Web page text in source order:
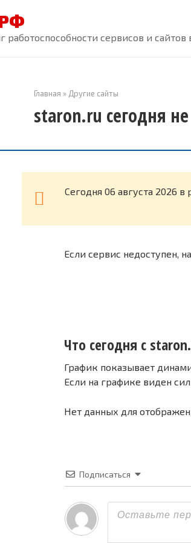
работоспособности сервисов и сайтов
Главная » Другие сайты
staron.ru сегодня не
Cегодня 06 августа 2026
Если сервис недоступен,
Что сегодня с
График показывает
Если на графике виден
Нет данных для
Подписаться